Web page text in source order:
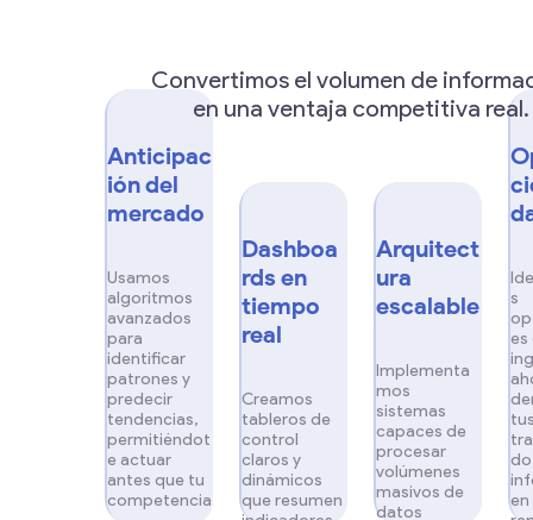
Anticipac
ión del
mercado
Usamos
algoritmos
avanzados
para
identificar
patrones y
predecir
tendencias,
permitiéndot
e actuar
antes que tu
competencia
Dashboa
rds en
tiempo
real
Creamos
tableros de
control
claros y
dinámicos
que resumen
s
en
Arquitect
ura
escalable
Implementa
mos
sistemas
capaces de
procesar
volúmenes
masivos de
datos
Convertimos el volumen de
en una ventaja competitiva real.